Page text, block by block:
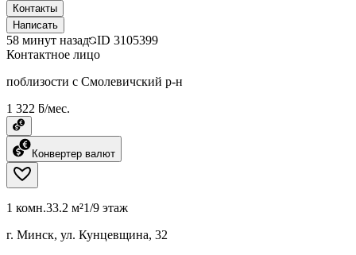
Контакты
Написать
58 минут назад ID 3105399
Контактное лицо
поблизости с Смолевичский р-н
1 322 ƃ/мес.
Конвертер валют
1 комн.33.2 м²1/9 этаж
г. Минск, ул. Кунцевщина, 32